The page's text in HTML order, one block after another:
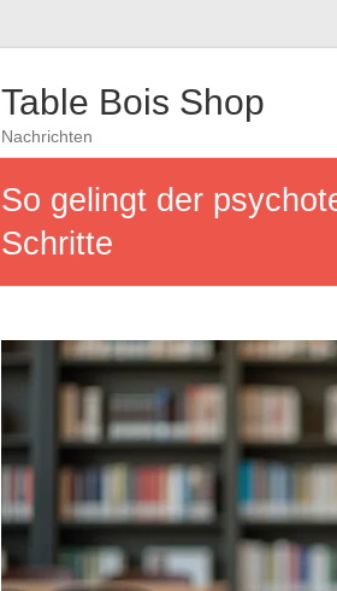
Table Bois Shop
Nachrichten
So gelingt der
Schritte